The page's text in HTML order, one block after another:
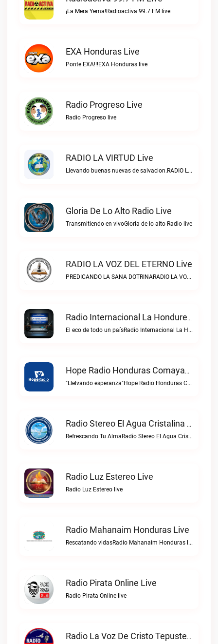
¡La Mera Yema!Radioactiva 99.7 FM live
EXA Honduras Live
Ponte EXA!!!EXA Honduras live
Radio Progreso Live
Radio Progreso live
RADIO LA VIRTUD Live
Llevando buenas nuevas de salvacion.RADIO LA VIRTUD live
Gloria De Lo Alto Radio Live
Transmitiendo en vivoGloria de lo alto Radio live
RADIO LA VOZ DEL ETERNO Live
PREDICANDO LA SANA DOTRINARADIO LA VOZ DEL ETERNO live
Radio Internacional La Hondureña Live
El eco de todo un paísRadio Internacional La Hondureña live
Hope Radio Honduras Comayaguela Live
"Llelvando esperanza"Hope Radio Honduras Comayaguela live
Radio Stereo El Agua Cristalina Olanchito Live
Refrescando Tu AlmaRadio Stereo El Agua Cristalina Olanchito live
Radio Luz Estereo Live
Radio Luz Estereo live
Radio Mahanaim Honduras Live
Rescatando vidasRadio Mahanaim Honduras live
Radio Pirata Online Live
Radio Pirata Online live
Radio La Voz De Cristo Tepusteca Live